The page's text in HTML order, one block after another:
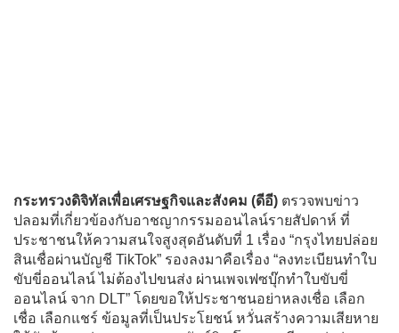
กระทรวงดิจิทัลเพื่อเศรษฐกิจและสังคม (ดีอี) ตรวจพบข่าว
ปลอมที่เกี่ยวข้องกับอาชญากรรมออนไลน์รายสัปดาห์ ที่
ประชาชนให้ความสนใจสูงสุดอันดับที่ 1 เรื่อง “กรุงไทยปล่อย
สินเชื่อผ่านบัญชี TikTok” รองลงมาคือเรื่อง “ลงทะเบียนทำใบ
ขับขี่ออนไลน์ ไม่ต้องไปขนส่ง ผ่านเพจเฟซบุ๊กทำใบขับขี่
ออนไลน์ จาก DLT” โดยขอให้ประชาชนอย่าหลงเชื่อ เลือก
เชื่อ เลือกแชร์ ข้อมูลที่เป็นประโยชน์ หวั่นสร้างความเสียหาย